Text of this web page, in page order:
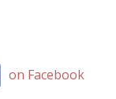
on Facebook